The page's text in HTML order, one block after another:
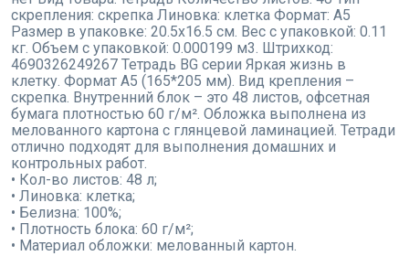
скрепления: скрепка Линовка: клетка Формат: А5
Размер в упаковке: 20.5x16.5 см. Вес с упаковкой: 0.11
кг. Объем с упаковкой: 0.000199 м3. Штрихкод:
4690326249267 Тетрадь BG серии Яркая жизнь в
клетку. Формат А5 (165*205 мм). Вид крепления –
скрепка. Внутренний блок – это 48 листов, офсетная
бумага плотностью 60 г/м². Обложка выполнена из
мелованного картона с глянцевой ламинацией. Тетради
отлично подходят для выполнения домашних и
контрольных работ.
• Кол-во листов: 48 л;
• Линовка: клетка;
• Белизна: 100%;
• Плотность блока: 60 г/м²;
• Материал обложки: мелованный картон.